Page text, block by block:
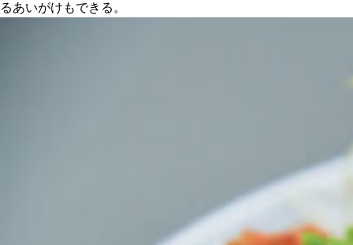
るあいがけもできる。